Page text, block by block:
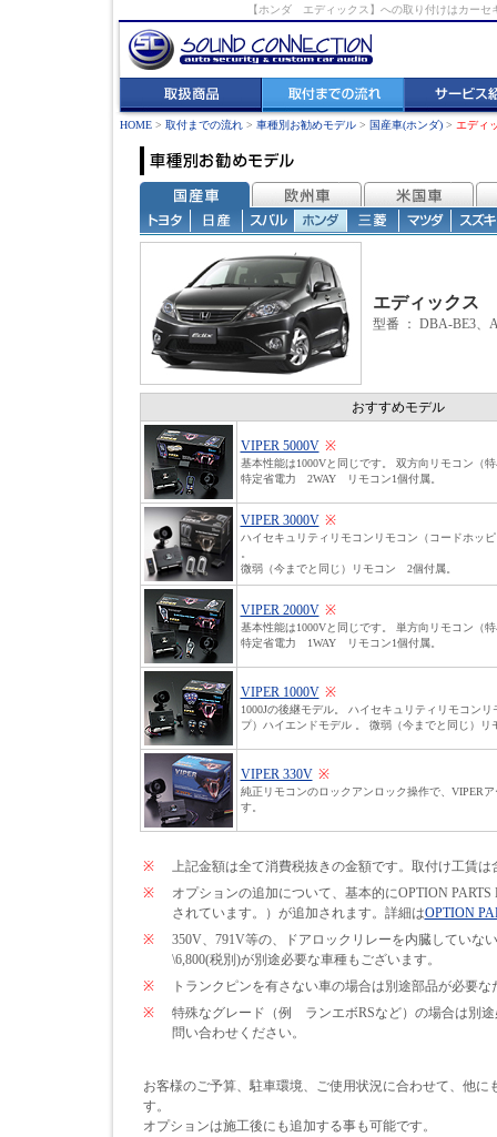
【ホンダ エディックス】への取り付けはカー
HOME > 取付までの流れ > 車種別お勧めモデル > 国産車(ホンダ) > エディ
エディックス
型番 ： DBA-BE3、
おすすめモデル
VIPER 5000V ※
基本性能は1000Vと同じです。 双方向リモコン（
特定省電力 2WAY リモコン1個付属。
VIPER 3000V ※
ハイセキュリティリモコンリモコン（コードホッ
微弱（今までと同じ）リモコン 2個付属。
VIPER 2000V ※
基本性能は1000Vと同じです。 単方向リモコン（
特定省電力 1WAY リモコン1個付属。
VIPER 1000V ※
1000Jの後継モデル。 ハイセキュリティリモコン
プ）ハイエンドモデル 。 微弱（今までと同じ）
VIPER 330V ※
純正リモコンのロックアンロック操作で、VIPER
す。
※
上記金額は全て消費税抜きの金額です。取付け工賃は
※
オプションの追加について、基本的にOPTION
されています。）が追加されます。詳細はOPTION
※
350V、791V等の、ドアロックリレーを内臓してい
\6,800(税別)が別途必要な車種もございます。
※
トランクピンを有さない車の場合は別途部品が必要な
※
特殊なグレード（例 ランエボRSなど）の場合は別
問い合わせください。
お客様のご予算、駐車環境、ご使用状況に合わせて、他に
す。
オプションは施工後にも追加する事も可能です。